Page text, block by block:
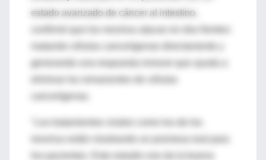
estado avanzado de cáncer al intestino,
matando células cancerígenas directamente y
generando una respuesta inmune que ayuda a
cancerígenas.